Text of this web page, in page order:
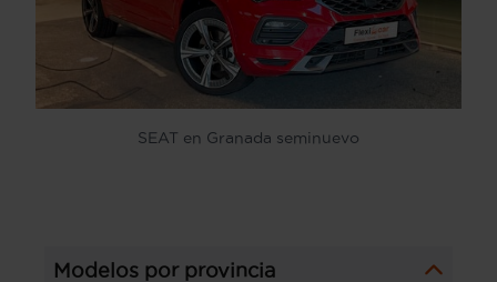
SEAT en Granada seminuevo
Modelos por provincia